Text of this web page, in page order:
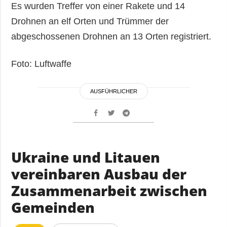
Es wurden Treffer von einer Rakete und 14
Drohnen an elf Orten und Trümmer der
abgeschossenen Drohnen an 13 Orten registriert.
Foto: Luftwaffe
AUSFÜHRLICHER
Ukraine und Litauen
vereinbaren Ausbau der
Zusammenarbeit zwischen
Gemeinden